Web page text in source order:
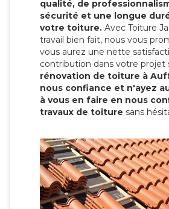
qualité, de
sécurité et une longue
votre toiture. Avec Toiture
travail bien fait, nous vous
vous aurez une nette
contribution dans votre projet
rénovation de toiture à
nous confiance et n'ayez
à vous en faire en nous
travaux de toiture sans